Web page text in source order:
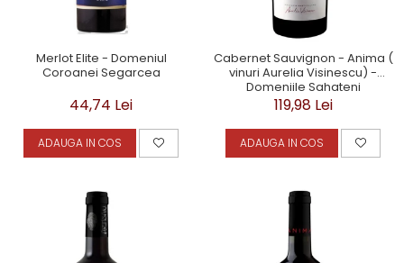
Merlot Elite - Domeniul
Coroanei Segarcea
44,74 Lei
ADAUGA IN COS
Cabernet Sauvignon - Anima (
vinuri Aurelia Visinescu) -
Domeniile Sahateni
119,98 Lei
ADAUGA IN COS